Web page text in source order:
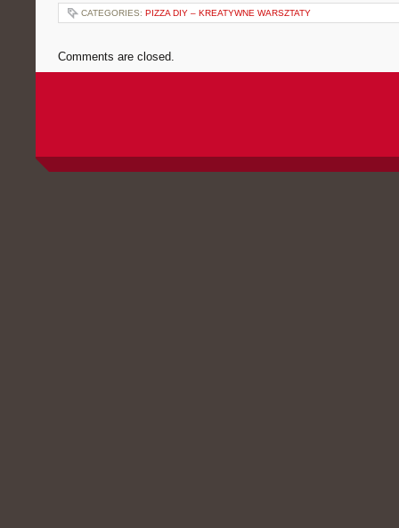
CATEGORIES: PIZZA DIY – KREATYWNE WARSZTATY
Comments are closed.